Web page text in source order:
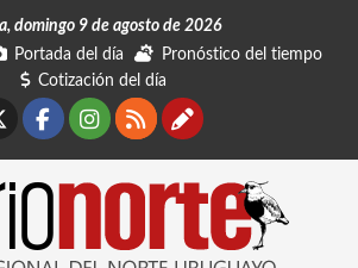
domingo 9 de agosto de 2026
Portada del día
Pronóstico del tiempo
Cotización del día
Facebook
Instagram
RSSContáctanos